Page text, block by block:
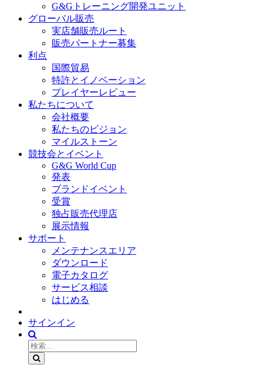
G&Gトレーニング開発ユニット
グローバル販売
実店舗販売ルート
販売パートナー募集
利点
国際貿易
特許とイノベーション
プレイヤーレビュー
私たちについて
会社概要
私たちのビジョン
マイルストーン
競技会とイベント
G&G World Cup
発表
ブランドイベント
受賞
独占販売代理店
展示情報
サポート
メンテナンスエリア
ダウンロード
電子カタログ
サービス相談
はじめる
サインイン